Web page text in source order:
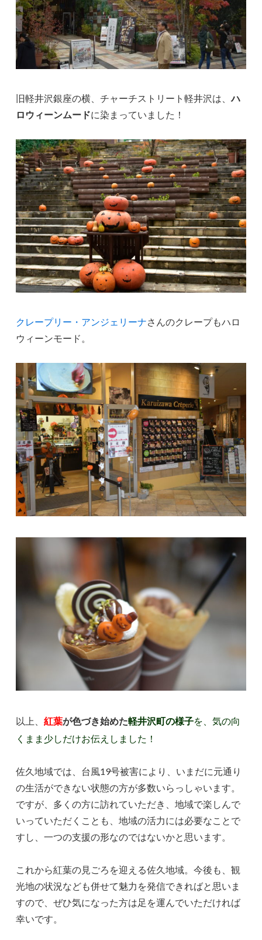
旧軽井沢銀座の横、チャーチストリート軽井沢は、 ハ
ロウィーンムードに染まっていました！
クレープリー・アンジェリーナさんのクレープもハロ
ウィーンモード。
以上、紅葉が色づき始めた軽井沢町の様子を、気の向
くまま 少しだけお伝えしました！
佐久地域では、台風19号被害により、いまだに元通り
の生活ができない状態の方が多数いらっしゃいます。
ですが、多くの方に訪れていただき、地域で楽しんで
いっていただくことも、地域の活力には必要なことで
すし、一つの支援の形なのではないかと思います。
これから紅葉の見ごろを迎える佐久地域。今後も、観
光地の状況なども併せて魅力を発信できればと思いま
すので、ぜひ気になった方は足を運んでいただければ
幸いです。